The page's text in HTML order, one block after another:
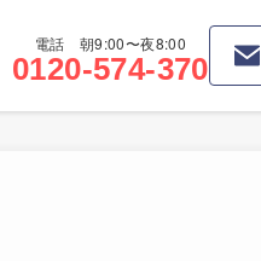
電話 朝9:00〜夜8:00
0120-574-370